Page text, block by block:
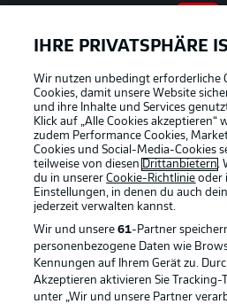
BUNDESLIGA
Offizielle Partner
IHRE PRIVATSPHÄRE
Wir nutzen unbedingt erforderliche
Cookies, damit unsere Website
und ihre Inhalte und Services
Klick auf „Alle Cookies akzeptieren“
zudem Performance Cookies,
Cookies und Social-Media-Cookies
teilweise von diesen Drittanbietern.
du in unsererCookie-Richtlinie oder
Einstellungen, in denen du auch
jederzeit verwalten kannst.
Wir und unsere61-Partner
personenbezogene Daten wie
Kennungen auf Ihrem Gerät zu.
Akzeptieren aktivieren Sie
unter „Wir und unsere Partner